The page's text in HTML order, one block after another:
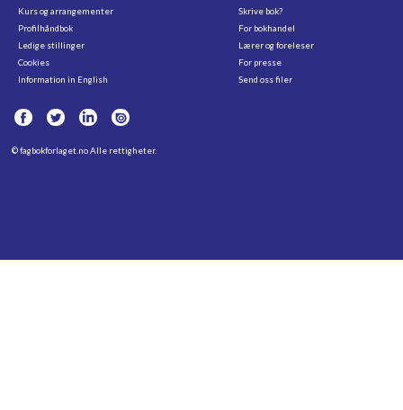
Kurs og arrangementer
Profilhåndbok
Ledige stillinger
Cookies
Information in English
Skrive bok?
For bokhandel
Lærer og foreleser
For presse
Send oss filer
©fagbokforlaget.noAlle rettigheter.